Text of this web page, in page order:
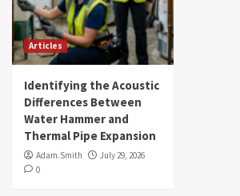
Articles
Identifying the Acoustic
Differences Between
Water Hammer and
Thermal Pipe Expansion
Adam.Smith
July 29, 2026
0